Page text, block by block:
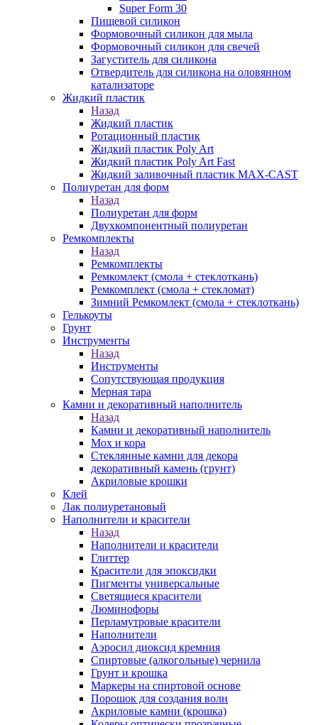
Super Form 30
Пищевой силикон
Формовочный силикон для мыла
Формовочный силикон для свечей
Загуститель для силикона
Отвердитель для силикона на оловянном
катализаторе
Жидкий пластик
Назад
Жидкий пластик
Ротационный пластик
Жидкий пластик Poly Art
Жидкий пластик Poly Art Fast
Жидкий заливочный пластик MAX-CAST
Полиуретан для форм
Назад
Полиуретан для форм
Двухкомпонентный полиуретан
Ремкомплекты
Назад
Ремкомплекты
Ремкомлект (смола + стеклоткань)
Ремкомплект (смола + стекломат)
Зимний Ремкомлект (смола + стеклоткань)
Гелькоуты
Грунт
Инструменты
Назад
Инструменты
Сопутствующая продукция
Мерная тара
Камни и декоративный наполнитель
Назад
Камни и декоративный наполнитель
Мох и кора
Стеклянные камни для декора
декоративный камень (грунт)
Акриловые крошки
Клей
Лак полиуретановый
Наполнители и красители
Назад
Наполнители и красители
Глиттер
Красители для эпоксидки
Пигменты универсальные
Светящиеся красители
Люминофоры
Перламутровые красители
Наполнители
Аэросил диоксид кремния
Спиртовые (алкогольные) чернила
Грунт и крошка
Маркеры на спиртовой основе
Порошок для создания волн
Акриловые камни (крошка)